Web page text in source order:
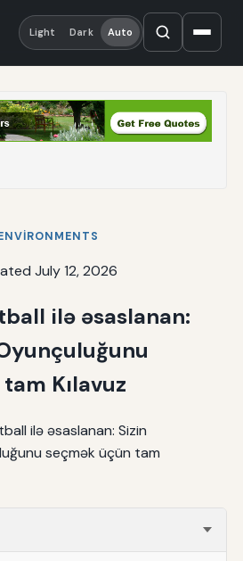
Light Dark Auto
July 12, 2026
ilə əsaslanan:
Kılavuz